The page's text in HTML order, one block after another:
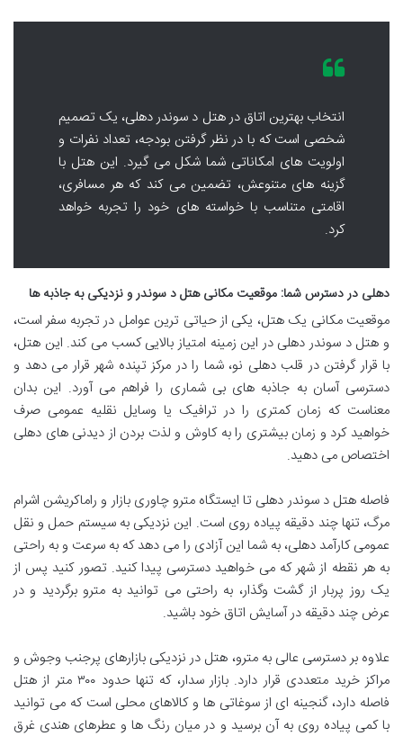
انتخاب بهترین اتاق در هتل د سوندر دهلی، یک تصمیم
شخصی است که با در نظر گرفتن بودجه، تعداد نفرات و
اولویت های امکاناتی شما شکل می گیرد. این هتل با
گزینه های متنوعش، تضمین می کند که هر مسافری،
اقامتی متناسب با خواسته های خود را تجربه خواهد
کرد.
دهلی در دسترس شما: موقعیت مکانی هتل د سوندر و نزدیکی به جاذبه ها
موقعیت مکانی یک هتل، یکی از حیاتی ترین عوامل در تجربه سفر است،
و هتل د سوندر دهلی در این زمینه امتیاز بالایی کسب می کند. این هتل،
با قرار گرفتن در قلب دهلی نو، شما را در مرکز تپنده شهر قرار می دهد و
دسترسی آسان به جاذبه های بی شماری را فراهم می آورد. این بدان
معناست که زمان کمتری را در ترافیک یا وسایل نقلیه عمومی صرف
خواهید کرد و زمان بیشتری را به کاوش و لذت بردن از دیدنی های دهلی
اختصاص می دهید.
فاصله هتل د سوندر دهلی تا ایستگاه مترو چاوری بازار و راماکریشن اشرام
مرگ، تنها چند دقیقه پیاده روی است. این نزدیکی به سیستم حمل و نقل
عمومی کارآمد دهلی، به شما این آزادی را می دهد که به سرعت و به راحتی
به هر نقطه از شهر که می خواهید دسترسی پیدا کنید. تصور کنید پس از
یک روز پربار از گشت وگذار، به راحتی می توانید به مترو برگردید و در
عرض چند دقیقه در آسایش اتاق خود باشید.
علاوه بر دسترسی عالی به مترو، هتل در نزدیکی بازارهای پرجنب وجوش و
مراکز خرید متعددی قرار دارد. بازار سدار، که تنها حدود ۳۰۰ متر از هتل
فاصله دارد، گنجینه ای از سوغاتی ها و کالاهای محلی است که می توانید
با کمی پیاده روی به آن برسید و در میان رنگ ها و عطرهای هندی غرق